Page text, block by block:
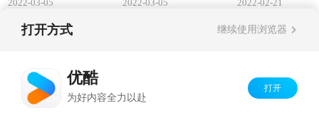
开箱
2022-03-05
开箱
2022-03-05 2022-02-21
打开方式 继续使用浏览器
优酷
为好内容全力以赴
打开